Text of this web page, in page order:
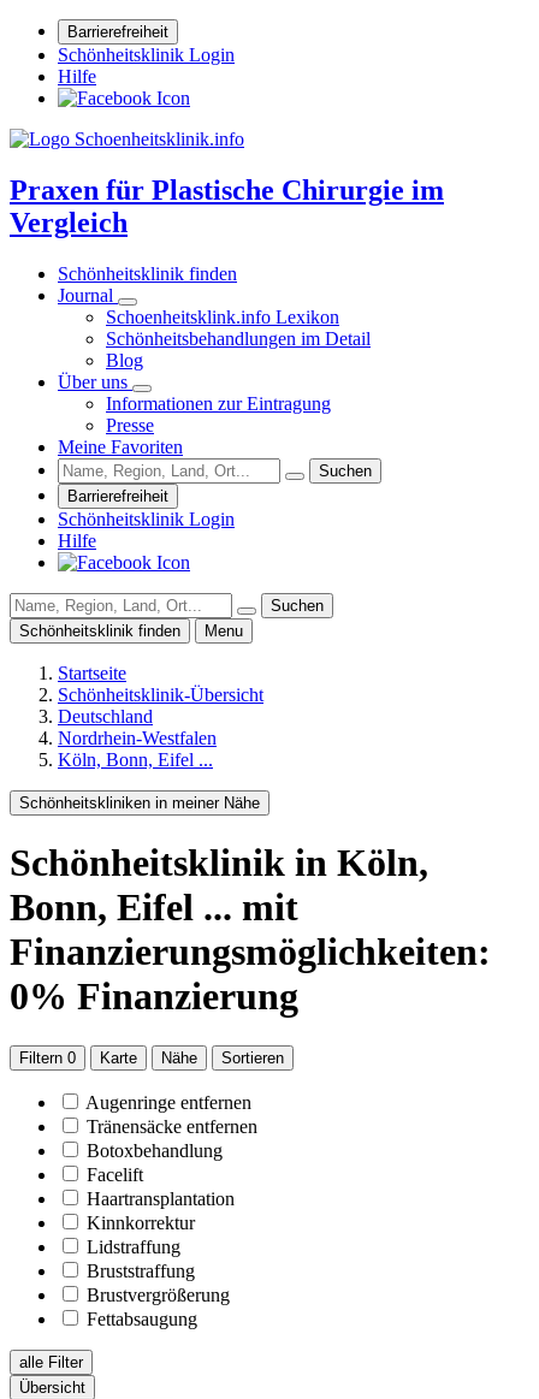
Barrierefreiheit
Schönheitsklinik Login
Hilfe
Praxen für Plastische Chirurgie im
Vergleich
Schönheitsklinik finden
Journal
Schoenheitsklink.info Lexikon
Schönheitsbehandlungen im Detail
Blog
Über uns
Informationen zur Eintragung
Presse
Meine Favoriten
Suchen
Barrierefreiheit
Schönheitsklinik Login
Hilfe
Suchen
Schönheitsklinik finden
Menu
Startseite
Schönheitsklinik-Übersicht
Deutschland
Nordrhein-Westfalen
Köln, Bonn, Eifel ...
Schönheitskliniken in meiner Nähe
Schönheitsklinik in Köln,
Bonn, Eifel ... mit
Finanzierungsmöglichkeiten:
0% Finanzierung
Filtern 0 Karte Nähe Sortieren
Augenringe entfernen
Tränensäcke entfernen
Botoxbehandlung
Facelift
Haartransplantation
Kinnkorrektur
Lidstraffung
Bruststraffung
Brustvergrößerung
Fettabsaugung
alle Filter
Übersicht